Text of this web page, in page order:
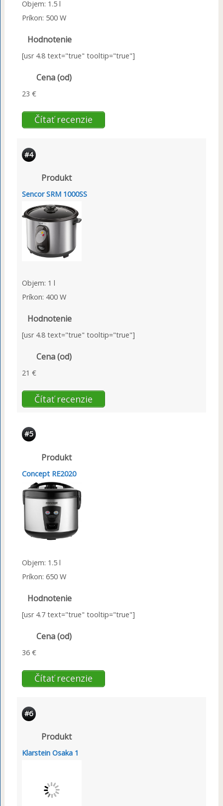
Objem: 1.5 l
Príkon: 500 W
Hodnotenie
[usr 4.8 text="true" tooltip="true"]
Cena (od)
23 €
Čítať recenzie
#4
Produkt
Sencor SRM 1000SS
Objem: 1 l
Príkon: 400 W
Hodnotenie
[usr 4.8 text="true" tooltip="true"]
Cena (od)
21 €
Čítať recenzie
#5
Produkt
Concept RE2020
Objem: 1.5 l
Príkon: 650 W
Hodnotenie
[usr 4.7 text="true" tooltip="true"]
Cena (od)
36 €
Čítať recenzie
#6
Produkt
Klarstein Osaka 1